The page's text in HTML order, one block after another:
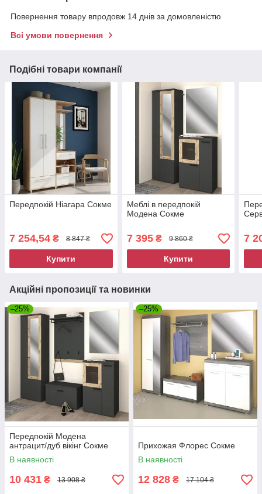
Повернення товару впродовж 14 днів за домовленістю
Всі умови повернення
Подібні товари компанії
Передпокій Ніагара Сокме
7 254,54 ₴ 8 847 ₴
Купити
Меблі в передпокій
Модена Сокме
7 395₴ 9 860 ₴
Купити
7
Акційні пропозиції та новинки
–25%
Передпокій Модена
антрацит/дуб вікінг Сокме
В наявності
10 431 ₴ 13 908 ₴
–25%
Прихожая Флорес Сокме
В наявності
12 828 ₴ 17 104 ₴